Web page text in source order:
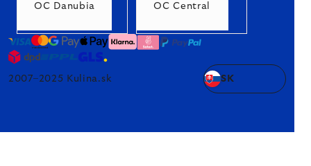
OC Danubia OC Central
2007–2025 Kulina.sk SK